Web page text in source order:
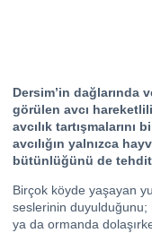
Dersim’in dağlarında
görülen avcı
avcılık tartışmalarını
avcılığın yalnızca
bütünlüğünü de
Birçok köyde yaşayan
seslerinin duyulduğunu;
ya da ormanda